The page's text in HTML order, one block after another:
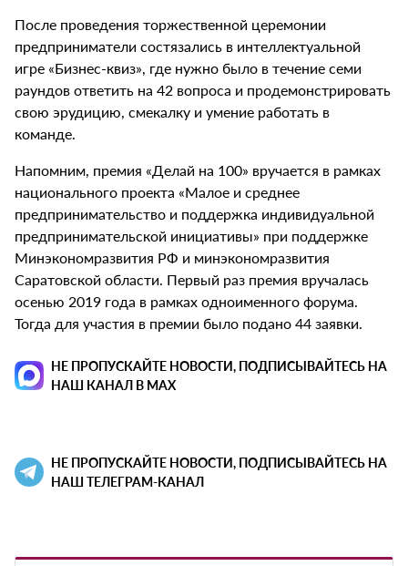
После проведения торжественной церемонии
предприниматели состязались в интеллектуальной
игре «Бизнес-квиз», где нужно было в течение семи
раундов ответить на 42 вопроса и продемонстрировать
свою эрудицию, смекалку и умение работать в
команде.
Напомним, премия «Делай на 100» вручается в рамках
национального проекта «Малое и среднее
предпринимательство и поддержка индивидуальной
предпринимательской инициативы» при поддержке
Минэкономразвития РФ и минэкономразвития
Саратовской области. Первый раз премия вручалась
осенью 2019 года в рамках одноименного форума.
Тогда для участия в премии было подано 44 заявки.
НЕ ПРОПУСКАЙТЕ НОВОСТИ, ПОДПИСЫВАЙТЕСЬ НА
НАШ КАНАЛ В MAX
НЕ ПРОПУСКАЙТЕ НОВОСТИ, ПОДПИСЫВАЙТЕСЬ НА
НАШ ТЕЛЕГРАМ-КАНАЛ